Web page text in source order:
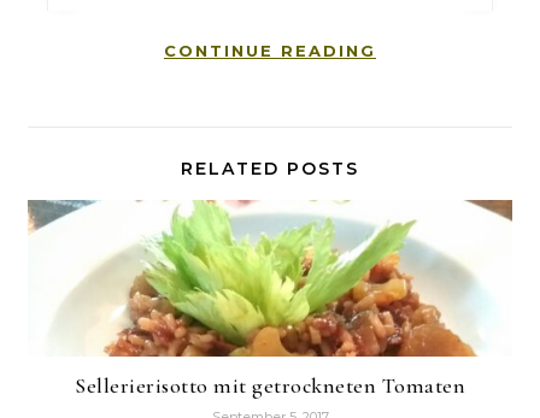
CONTINUE READING
RELATED POSTS
Sellerierisotto mit getrockneten Tomaten